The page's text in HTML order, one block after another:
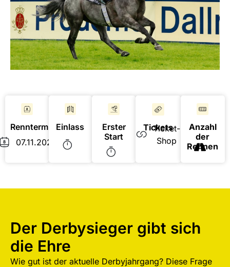
Renntermin
07.11.2021
Einlass
Erster
Start
Tickets
Ticket-
Shop
Anzahl
der
Rennen
Der Derbysieger gibt sich
die Ehre
Wie gut ist der aktuelle Derbyjahrgang? Diese Frage